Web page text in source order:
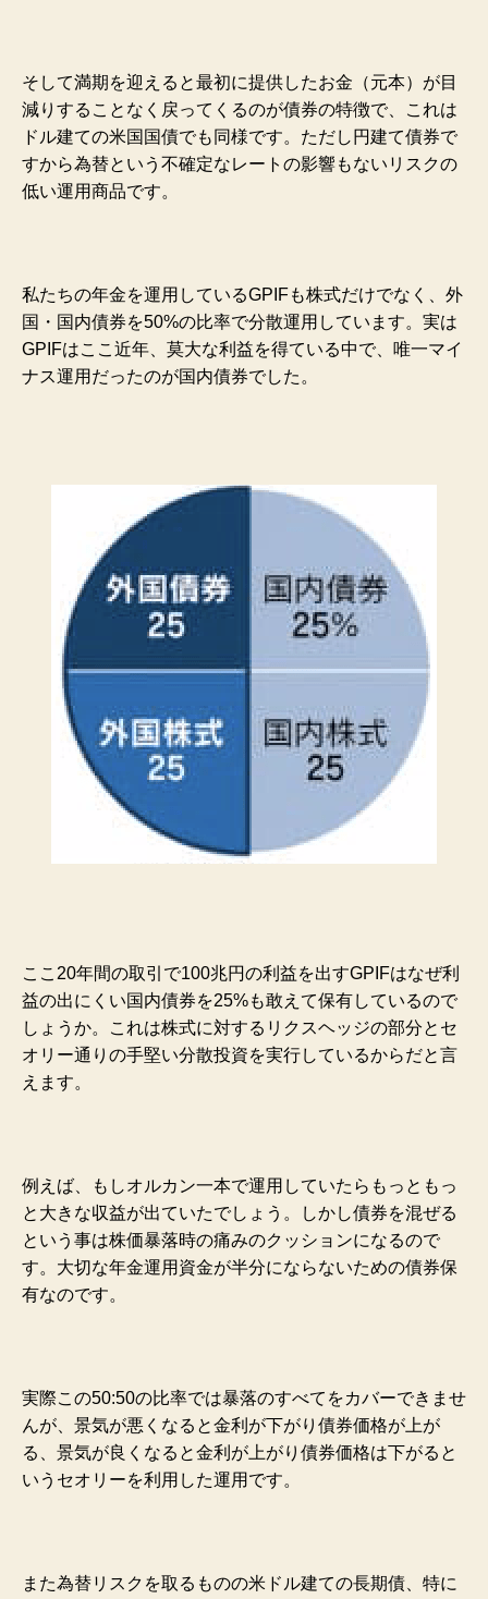
そして満期を迎えると最初に提供したお金（元本）が目
減りすることなく戻ってくるのが債券の特徴で、これは
ドル建ての米国国債でも同様です。ただし円建て債券で
すから為替という不確定なレートの影響もないリスクの
低い運用商品です。
私たちの年金を運用しているGPIFも株式だけでなく、外
国・国内債券を50%の比率で分散運用しています。実は
GPIFはここ近年、莫大な利益を得ている中で、唯一マイ
ナス運用だったのが国内債券でした。
ここ20年間の取引で100兆円の利益を出すGPIFはなぜ利
益の出にくい国内債券を25%も敢えて保有しているので
しょうか。これは株式に対するリクスヘッジの部分とセ
オリー通りの手堅い分散投資を実行しているからだと言
えます。
例えば、もしオルカン一本で運用していたらもっともっ
と大きな収益が出ていたでしょう。しかし債券を混ぜる
という事は株価暴落時の痛みのクッションになるので
す。大切な年金運用資金が半分にならないための債券保
有なのです。
実際この50:50の比率では暴落のすべてをカバーできませ
んが、景気が悪くなると金利が下がり債券価格が上が
る、景気が良くなると金利が上がり債券価格は下がると
いうセオリーを利用した運用です。
また為替リスクを取るものの米ドル建ての長期債、特に